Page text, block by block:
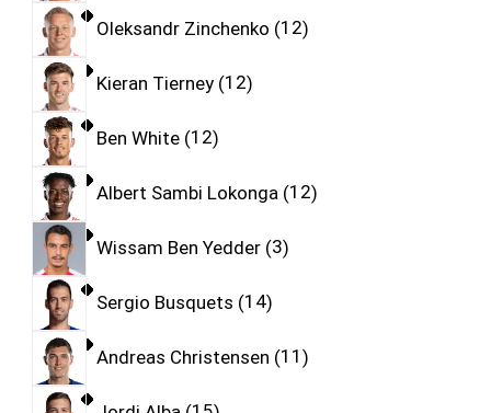
Oleksandr Zinchenko 12
Kieran Tierney 12
Ben White 12
Albert Sambi Lokonga 12
Wissam Ben Yedder 3
Sergio Busquets 14
Andreas Christensen 11